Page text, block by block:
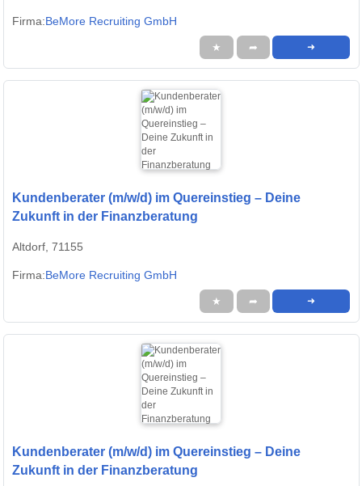
Firma:BeMore Recruiting GmbH
★ ➦ ➜
Kundenberater (m/w/d) im Quereinstieg – Deine
Zukunft in der Finanzberatung
Altdorf, 71155
Firma:BeMore Recruiting GmbH
★ ➦ ➜
Kundenberater (m/w/d) im Quereinstieg – Deine
Zukunft in der Finanzberatung